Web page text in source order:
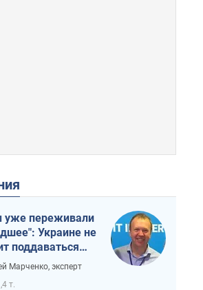
переживали
Украине не
поддаваться
из-за
Марченко, эксперт
т.